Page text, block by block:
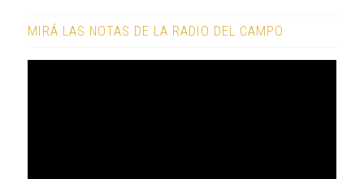
MIRÁ LAS NOTAS DE LA RADIO DEL CAMPO